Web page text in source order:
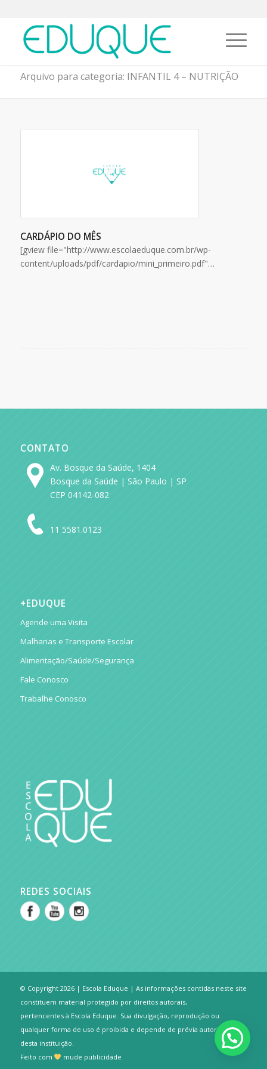
Arquivo para categoria: INFANTIL 4 – NUTRIÇÃO
CARDÁPIO DO MÊS
[gview file="http://www.escolaeduque.com.br/wp-
content/uploads/pdf/cardapio/mini_primeiro.pdf"…
CONTATO
Av. Bosque da Saúde, 1404
Bosque da Saúde | São Paulo | SP
CEP 04142-082
11 5581.0123
+EDUQUE
Agende uma Visita
Malharias e Transporte Escolar
Alimentação/Saúde/Segurança
Fale Conosco
Trabalhe Conosco
REDES SOCIAIS
© Copyright 2026 | Escola Eduque | As informações contidas neste site
constituem material protegido por direitos autorais,
pertencentes à Escola Eduque. Sua divulgação, reprodução ou
qualquer forma de uso é proibida e depende de prévia autorização
desta instituição.
Feito com
mude publicidade